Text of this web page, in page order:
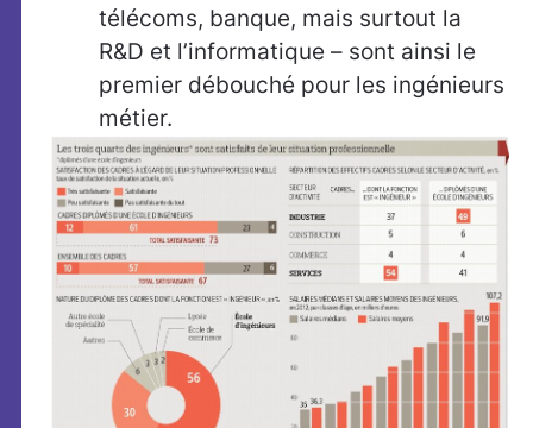
télécoms, banque, mais surtout la
R&D et l’informatique – sont ainsi le
premier débouché pour les ingénieurs
métier.